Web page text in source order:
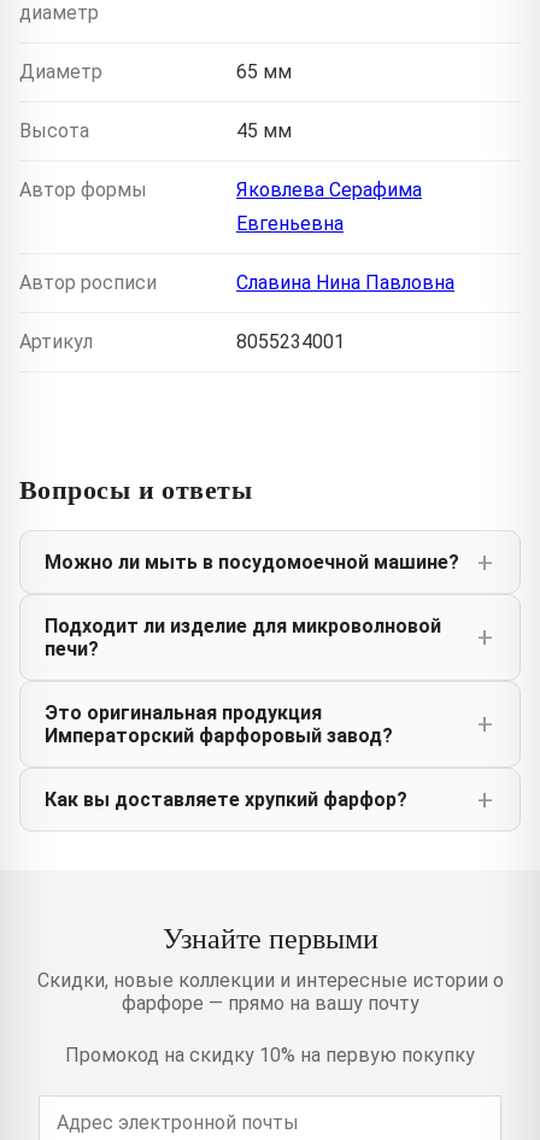
диаметр
Диаметр 65 мм
Высота 45 мм
Автор формы
Яковлева Серафима
Евгеньевна
Автор росписи Славина Нина Павловна
Артикул 8055234001
Вопросы и ответы
Можно ли мыть в посудомоечной машине?
Подходит ли изделие для микроволновой
печи?
Это оригинальная продукция
Императорский фарфоровый завод?
Как вы доставляете хрупкий фарфор?
Узнайте первыми
Скидки, новые коллекции и интересные истории о
фарфоре — прямо на вашу почту
Промокод на скидку 10% на первую покупку